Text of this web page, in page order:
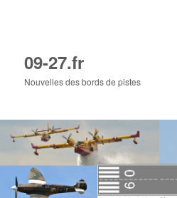
09-27.fr
Nouvelles des bords de pistes